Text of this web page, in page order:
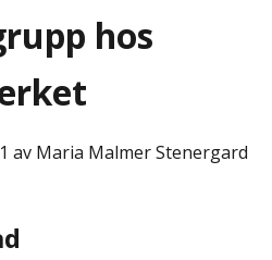
hos
av Maria Malmer Stenergard